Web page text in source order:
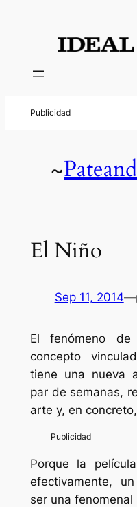
~
El Niño
Sep 11, 2014—
El fenómeno
concepto
tiene una nueva
par de semanas,
arte y, en
Porque la
efectivamente,
ser una fenomenal